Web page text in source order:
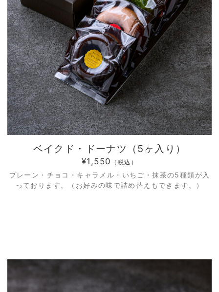
ベイクド・ドーナツ（5ヶ入り）
¥1,550 （税込）
プレーン・チョコ・キャラメル・いちご・抹茶の5種類が入
っております。（お好みの味で詰め替えもできます。）